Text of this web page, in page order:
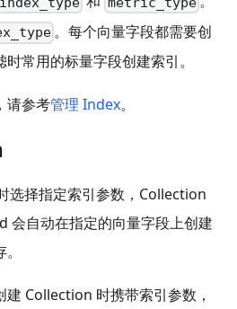
。每个向量字段都需要创
常用的标量字段创建索引。
请参考管理 Index。
选择指定索引参数，Collection
会自动在指定的向量字段上创建
Collection 时携带索引参数，